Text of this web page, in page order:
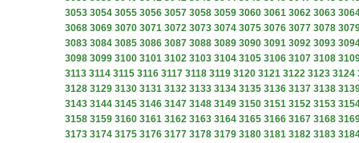
3053 3054 3055 3056 3057 3058 3059 3060 3061 3062 3063
3068 3069 3070 3071 3072 3073 3074 3075 3076 3077 3078
3083 3084 3085 3086 3087 3088 3089 3090 3091 3092 3093
3098 3099 3100 3101 3102 3103 3104 3105 3106 3107 3108
3113 3114 3115 3116 3117 3118 3119 3120 3121 3122 3123 3124
3128 3129 3130 3131 3132 3133 3134 3135 3136 3137 3138
3143 3144 3145 3146 3147 3148 3149 3150 3151 3152 3153
3158 3159 3160 3161 3162 3163 3164 3165 3166 3167 3168
3173 3174 3175 3176 3177 3178 3179 3180 3181 3182 3183